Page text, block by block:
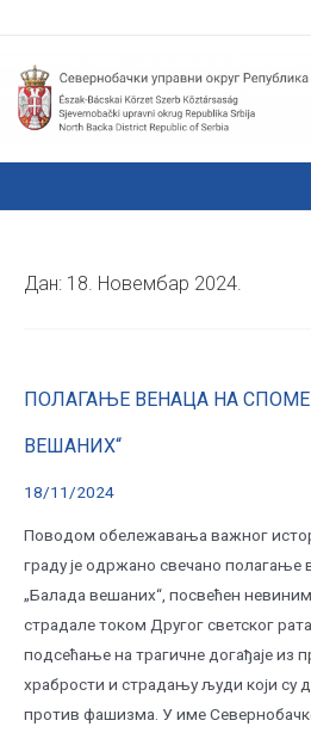
Дан: 18. Новембар 2024.
ПОЛАГАЊЕ ВЕНАЦА НА
ВЕШАНИХ“
18/11/2024
Поводом обележавања важног
граду је одржано свечано полагање
„Баладa вешаних“, посвећен
страдале током Другог светског
подсећање на трагичне догађаје из
храбрости и страдању људи који су
против фашизма. У име